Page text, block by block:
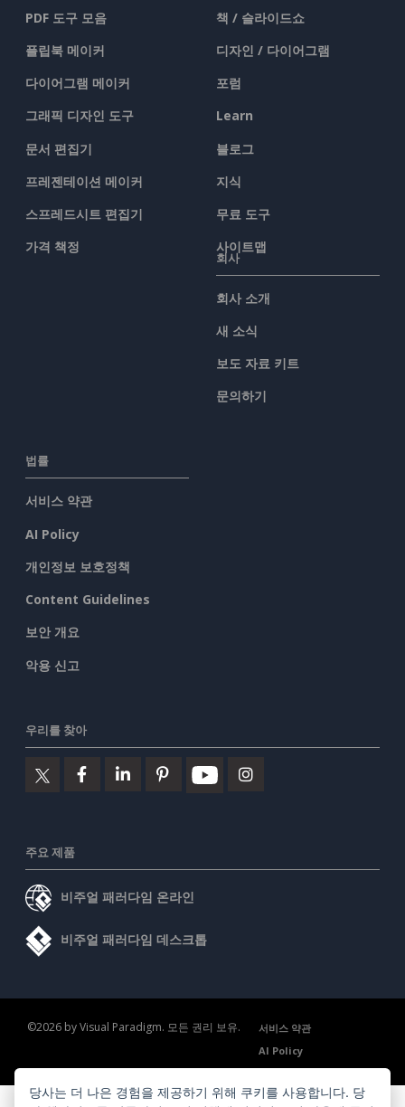
PDF 도구 모음
플립북 메이커
다이어그램 메이커
그래픽 디자인 도구
문서 편집기
프레젠테이션 메이커
스프레드시트 편집기
가격 책정
책 / 슬라이드쇼
디자인 / 다이어그램
포럼
Learn
블로그
지식
무료 도구
사이트맵
회사
회사 소개
새 소식
보도 자료 키트
문의하기
법률
서비스 약관
AI Policy
개인정보 보호정책
Content Guidelines
보안 개요
악용 신고
우리를 찾아
주요 제품
비주얼 패러다임 온라인
비주얼 패러다임 데스크톱
©2026 by Visual Paradigm. 모든 권리 보유.
서비스 약관
AI Policy
당사는 더 나은 경험을 제공하기 위해 쿠키를 사용합니다. 당